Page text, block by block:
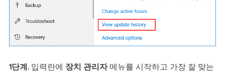
1단계.입력란에 장치 관리자 메뉴를 시작하고 가장 잘 맞는